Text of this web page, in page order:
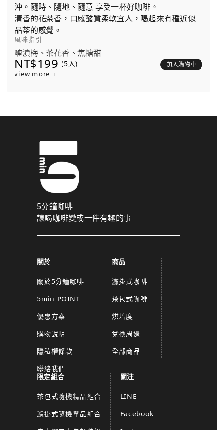
沖。隨時、隨地、隨意 享受一杯好咖啡。
清香的花茶香，口感酸質柔軟宜人，喝起來有種近似
品茶的感覺。
風味指引
醃漬梅、茶花香、焦糖甜
NT$199 (5入) 加入購物車
view more +
5分鐘咖啡
讓喝咖啡變成一件有趣的事
關於
關於5分鐘咖啡
5min POINT
優惠方案
購物說明
隱私權條款
聯絡我們
商品
濾掛式咖啡
茶包式咖啡
烘培度
兌換周邊
全部商品
限定組合
茶包式隨機精品組合
濾掛式隨機單品組合
關注
LINE
Facebook